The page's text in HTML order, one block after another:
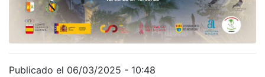
Publicado el 06/03/2025 - 10:48